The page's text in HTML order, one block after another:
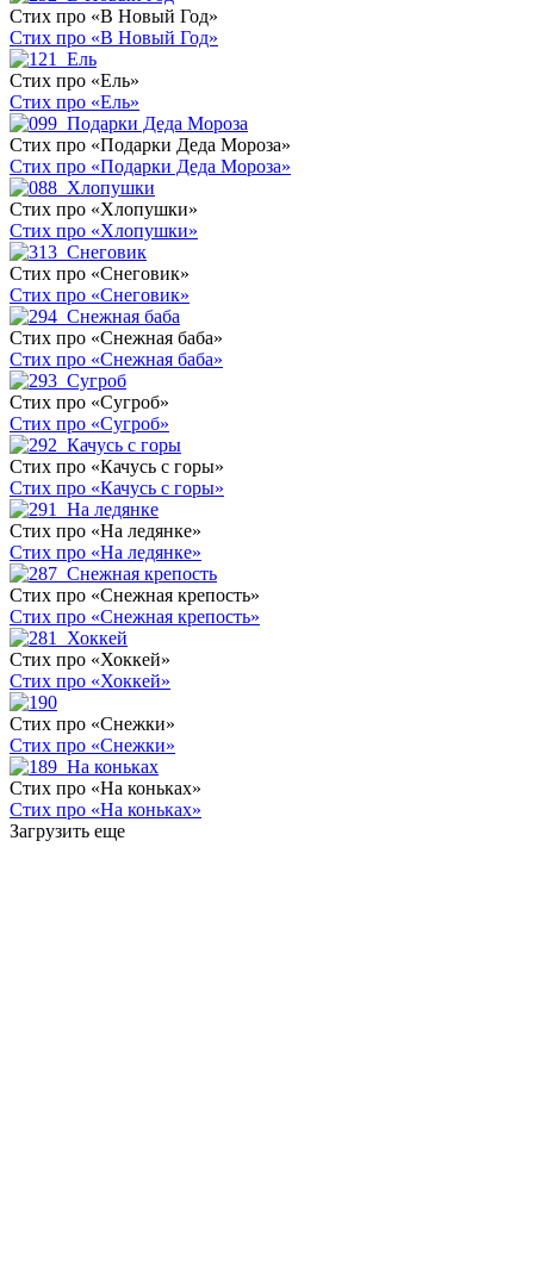
Стих про «В Новый Год»
Стих про «В Новый Год»
Стих про «Ель»
Стих про «Ель»
Стих про «Подарки Деда Мороза»
Стих про «Подарки Деда Мороза»
Стих про «Хлопушки»
Стих про «Хлопушки»
Стих про «Снеговик»
Стих про «Снеговик»
Стих про «Снежная баба»
Стих про «Снежная баба»
Стих про «Сугроб»
Стих про «Сугроб»
Стих про «Качусь с горы»
Стих про «Качусь с горы»
Стих про «На ледянке»
Стих про «На ледянке»
Стих про «Снежная крепость»
Стих про «Снежная крепость»
Стих про «Хоккей»
Стих про «Хоккей»
Стих про «Снежки»
Стих про «Снежки»
Стих про «На коньках»
Стих про «На коньках»
Загрузить еще